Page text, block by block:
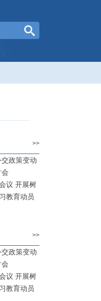
>>
政策变动
议 开展树
教育动员
>>
政策变动
议 开展树
教育动员